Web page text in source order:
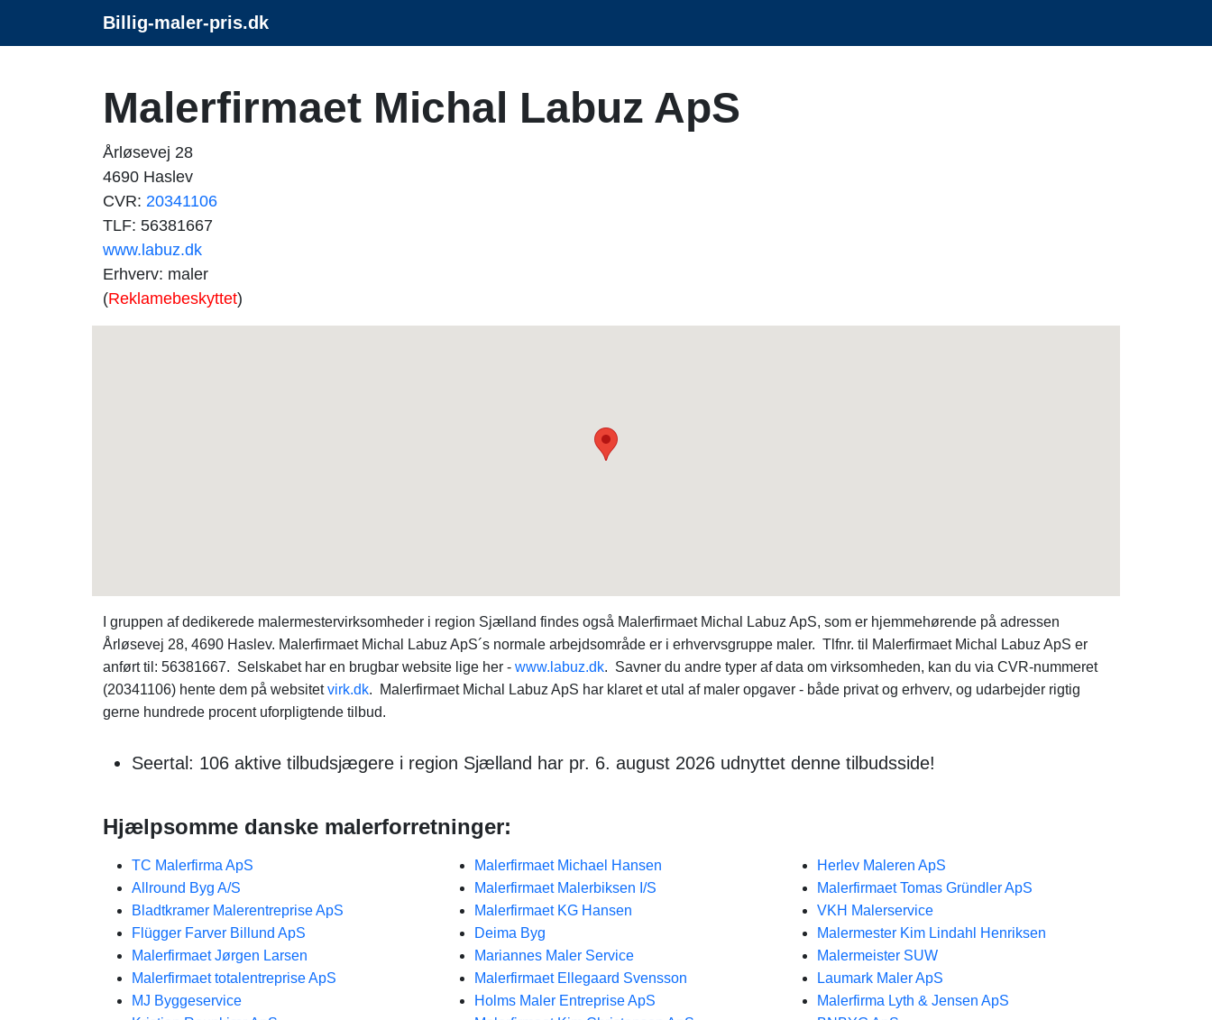
Billig-maler-pris.dk
Malerfirmaet Michal Labuz ApS
Årløsevej 28
4690 Haslev
CVR: 20341106
TLF: 56381667
www.labuz.dk
Erhverv: maler
(Reklamebeskyttet)
I gruppen af dedikerede malermestervirksomheder i region Sjælland findes også Malerfirmaet Michal Labuz ApS, som er hjemmehørende på adressen
Årløsevej 28, 4690 Haslev. Malerfirmaet Michal Labuz ApS´s normale arbejdsområde er i erhvervsgruppe maler. Tlfnr. til Malerfirmaet Michal Labuz ApS er
anført til: 56381667. Selskabet har en brugbar website lige her - www.labuz.dk. Savner du andre typer af data om virksomheden, kan du via CVR-nummeret
(20341106) hente dem på websitetvirk.dk. Malerfirmaet Michal Labuz ApS har klaret et utal af maler opgaver - både privat og erhverv, og udarbejder rigtig
gerne hundrede procent uforpligtende tilbud.
Seertal: 106 aktive tilbudsjægere i region Sjælland har pr. 6. august 2026 udnyttet denne tilbudsside!
Hjælpsomme danske malerforretninger:
TC Malerfirma ApS
Allround Byg A/S
Bladtkramer Malerentreprise ApS
Flügger Farver Billund ApS
Malerfirmaet Jørgen Larsen
Malerfirmaet totalentreprise​ ApS
MJ Byggeservice
Malerfirmaet Michael Hansen
Malerfirmaet Malerbiksen I/S
Malerfirmaet KG Hansen
Deima Byg
Mariannes Maler Service
Malerfirmaet Ellegaard Svensson
Holms Maler Entreprise ApS
Herlev Maleren ApS
Malerfirmaet Tomas Gründler ApS
VKH Malerservice
Malermester Kim Lindahl Henriksen
Malermeister SUW
Laumark Maler ApS
Malerfirma Lyth & Jensen ApS